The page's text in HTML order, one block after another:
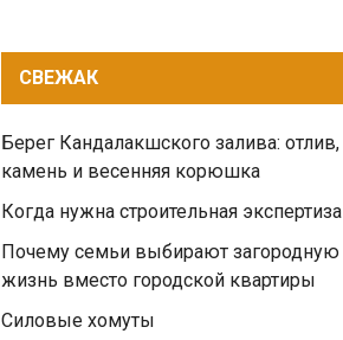
СВЕЖАК
Берег Кандалакшского залива: отлив,
камень и весенняя корюшка
Когда нужна строительная экспертиза
Почему семьи выбирают загородную
жизнь вместо городской квартиры
Силовые хомуты